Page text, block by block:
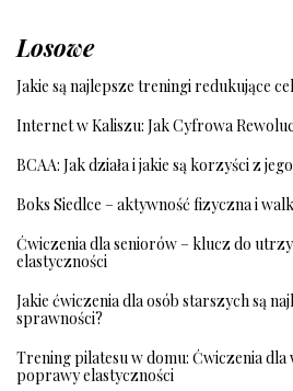
Losowe
Jakie są najlepsze treningi redukujące
Internet w Kaliszu: Jak Cyfrowa
BCAA: Jak działa i jakie są korzyści z
Boks Siedlce – aktywność fizyczna i
Ćwiczenia dla seniorów – klucz do
elastyczności
Jakie ćwiczenia dla osób starszych są
sprawności?
Trening pilatesu w domu: Ćwiczenia dla
poprawy elastyczności